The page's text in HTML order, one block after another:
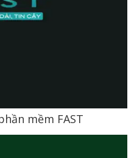
mềm FAST